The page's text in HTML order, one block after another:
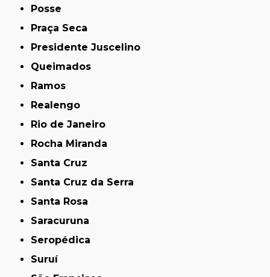
Posse
Praça Seca
Presidente Juscelino
Queimados
Ramos
Realengo
Rio de Janeiro
Rocha Miranda
Santa Cruz
Santa Cruz da Serra
Santa Rosa
Saracuruna
Seropédica
Suruí